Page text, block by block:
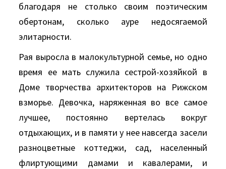
благодаря не столько своим поэтическим
обертонам, сколько ауре недосягаемой
элитарности.
Рая выросла в малокультурной семье, но одно
время ее мать служила сестрой-хозяйкой в
Доме творчества архитекторов на Рижском
взморье. Девочка, наряженная во все самое
лучшее, постоянно вертелась вокруг
отдыхающих, и в памяти у нее навсегда засели
разноцветные коттеджи, сад, населенный
флиртующими дамами и кавалерами, и